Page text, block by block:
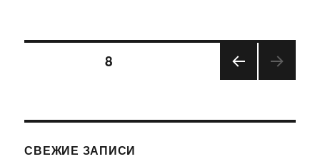
Навигация
записям
Я
СТРАНИЦА8
СВЕЖИЕ ЗАПИСИ